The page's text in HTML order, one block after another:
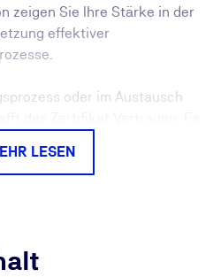
zeigen Sie Ihre Stärke in der
effektiver
oder im Austausch
und belegt Ihre
Ihres Personenzertifikats
LESEN